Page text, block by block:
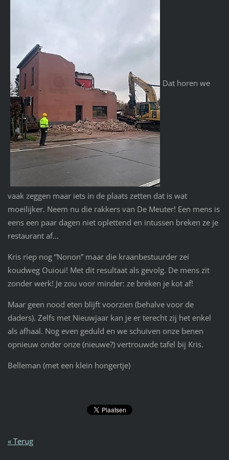
Dat horen we
vaak zeggen maar iets in de plaats zetten dat is wat
moeilijker. Neem nu die rakkers van De Meuter! Een mens is
eens een paar dagen niet oplettend en intussen breken ze je
restaurant af…
Kris riep nog “Nonon” maar die kraanbestuurder zei
koudweg Ouioui! Met dit resultaat als gevolg. De mens zit
zonder werk! Je zou voor minder: ze breken je kot af!
Maar geen nood eten blijft voorzien (behalve voor de
daders). Zelfs met Nieuwjaar kan je er terecht zij het enkel
als afhaal. Nog even geduld en we schuiven onze benen
opnieuw onder onze (nieuwe?) vertrouwde tafel bij Kris.
Belleman (met een klein hongertje)
« Terug